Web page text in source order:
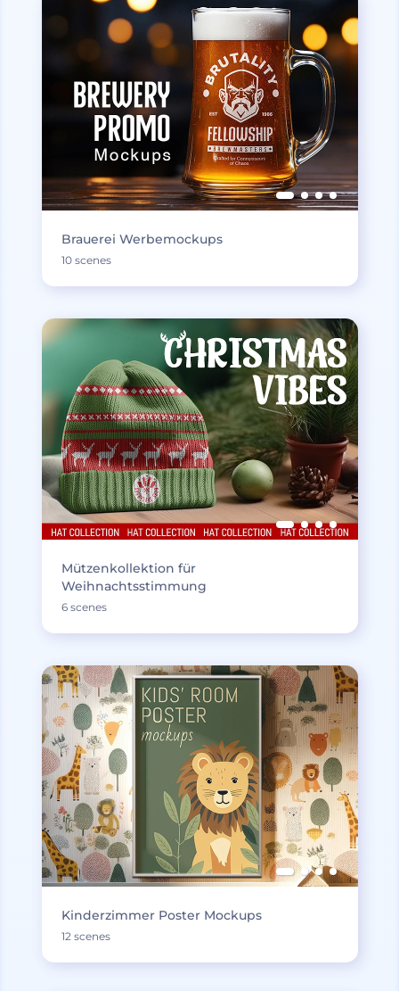
Brauerei Werbemockups
10 scenes
Mützenkollektion für
Weihnachtsstimmung
6 scenes
Kinderzimmer Poster Mockups
12 scenes